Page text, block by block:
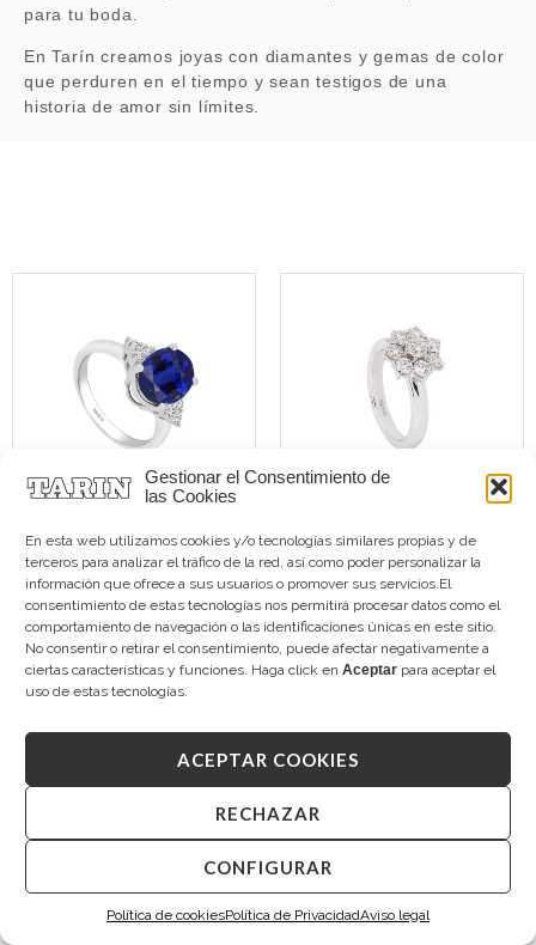
Gestionar el Consentimiento de
las Cookies
En esta web utilizamos cookies y/o tecnologías similares propias y de
terceros para analizar el tráfico de la red, así como poder personalizar la
información que ofrece a sus usuarios o promover sus servicios.El
consentimiento de estas tecnologías nos permitirá procesar datos como el
comportamiento de navegación o las identificaciones únicas en este sitio.
No consentir o retirar el consentimiento, puede afectar negativamente a
ciertas características y funciones. Haga click en Aceptar para aceptar el
uso de estas tecnologías.
ACEPTAR COOKIES
RECHAZAR
CONFIGURAR
Política de cookiesPolítica de PrivacidadAviso legal
para tu boda.
En Tarín creamos joyas con diamantes y gemas de color
que perduren en el tiempo y sean testigos de una
historia de amor sin límites.
TARIN CLASSIC
Tanzanita y Diamantes
4.650,00 €
TARIN ILUSIÓN
Diamantes
Diamantes